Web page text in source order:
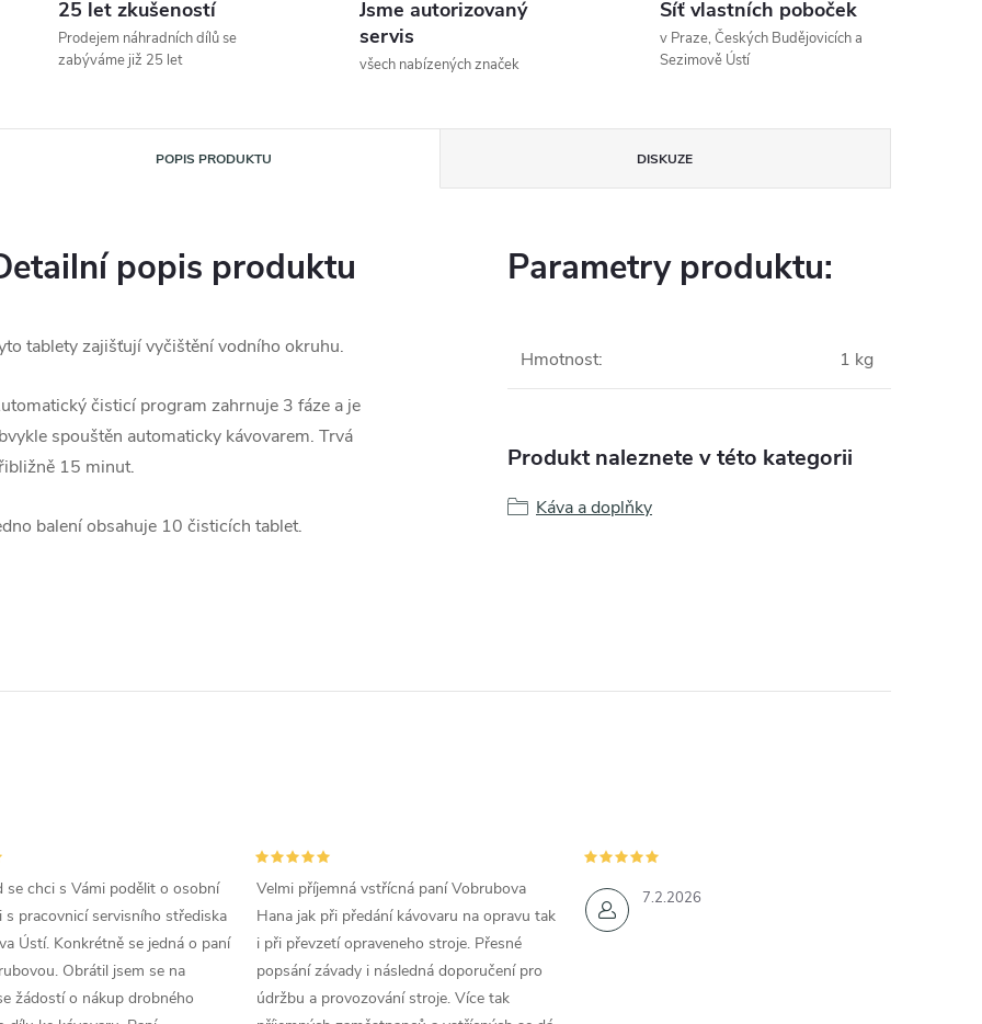
25 let zkušeností
Prodejem náhradních dílů se
zabýváme již 25 let
Jsme autorizovaný
servis
všech nabízených značek
Síť vlastních poboček
v Praze, Českých Budějovicích a
Sezimově Ústí
POPIS PRODUKTU DISKUZE
popis produktu
tablety zajišťují vyčištění vodního okruhu.
čisticí program zahrnuje 3 fáze a je
spouštěn automaticky kávovarem. Trvá
15 minut.
balení obsahuje 10 čisticích tablet.
Parametry produktu:
Hmotnost: 1 kg
Produkt naleznete v této kategorii
Káva a doplňky
se chci s Vámi podělit o osobní
s pracovnicí servisního střediska
Ústí. Konkrétně se jedná o paní
Obrátil jsem se na
žádostí o nákup drobného
Velmi příjemná vstřícná paní Vobrubova
Hana jak při předání kávovaru na opravu tak
i při převzetí opraveneho stroje. Přesné
popsání závady i následná doporučení pro
údržbu a provozování stroje. Více tak
7.2.2026